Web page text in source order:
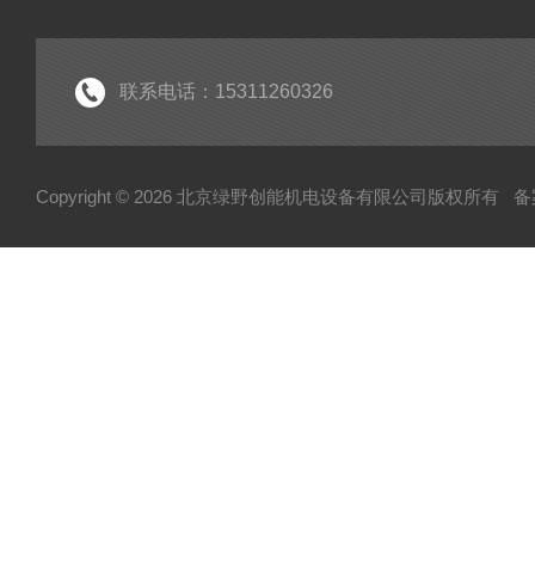
联系电话：15311260326
Copyright © 2026 北京绿野创能机电设备有限公司版权所有 备